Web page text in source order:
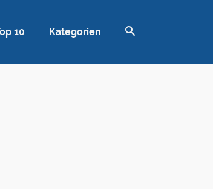
10 Kategorien